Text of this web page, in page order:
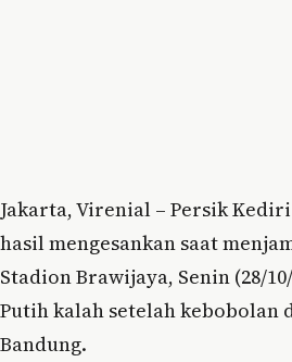
Jakarta, Virenial – Persik
hasil mengesankan saat
Stadion Brawijaya, Senin (28/
Putih kalah setelah kebobolan
Bandung.